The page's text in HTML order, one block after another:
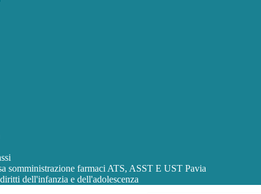
somministrazione farmaci ATS, ASST E UST Pavia
dell'infanzia e dell'adolescenza